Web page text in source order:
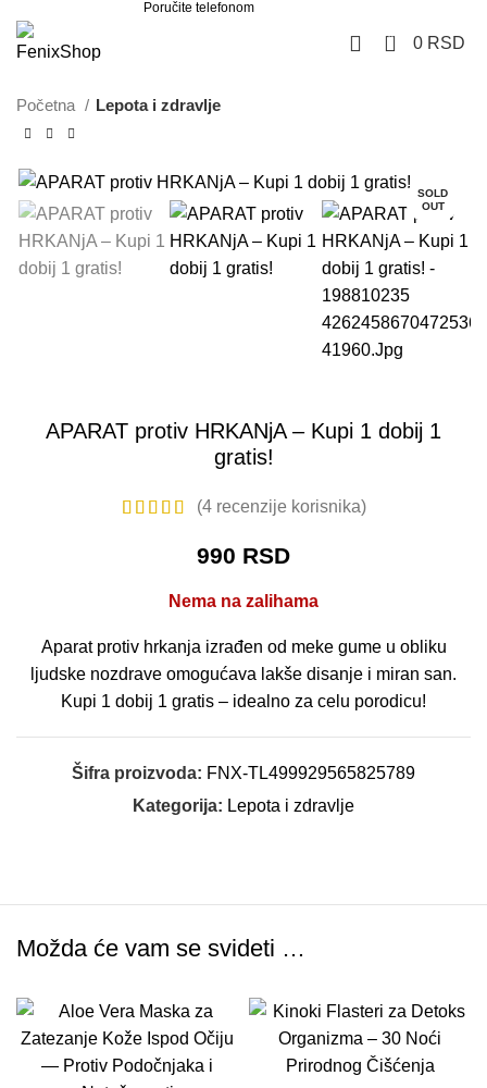
Poručite telefonom
0 0 RSD
Početna Lepota i zdravlje
SOLD
OUT
APARAT protiv HRKANjA – Kupi 1 dobij 1
gratis!
(4recenzije korisnika)
990 RSD
Nema na zalihama
Aparat protiv hrkanja izrađen od meke gume u obliku
ljudske nozdrave omogućava lakše disanje i miran san.
Kupi 1 dobij 1 gratis – idealno za celu porodicu!
Šifra proizvoda: FNX-TL499929565825789
Kategorija: Lepota i zdravlje
Možda će vam se svideti …